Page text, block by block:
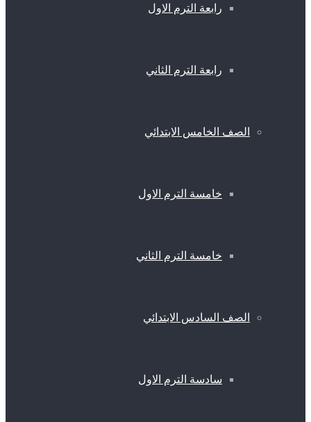
رابعة الترم الاول
رابعة الترم الثاني
الصف الخامس الابتدائي
خامسة الترم الاول
خامسة الترم الثاني
الصف السادس الابتدائي
سادسة الترم الاول